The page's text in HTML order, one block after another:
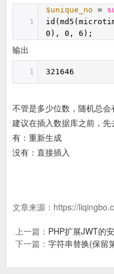
1
$unique_no =
0), 0, 6);
输出
1 321646
不管是多少位数，随机总会
建议在插入数据库之前，
有：重新生成
没有：直接插入
文章来源： https://
上一篇： PHP扩展JWT的
下一篇： 字符串替换(保留